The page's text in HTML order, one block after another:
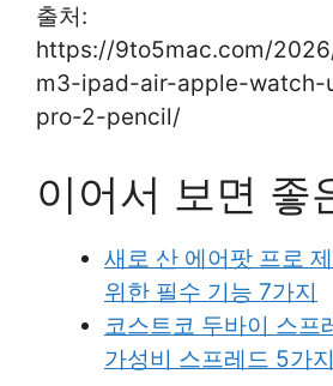
출처:
https://9to5mac.com/
m3-ipad-air-apple-
pro-2-pencil/
이어서 보면 좋
새로 산 에어팟 프로
위한 필수 기능 7가지
코스트코 두바이 스프
가성비 스프레드 5가지